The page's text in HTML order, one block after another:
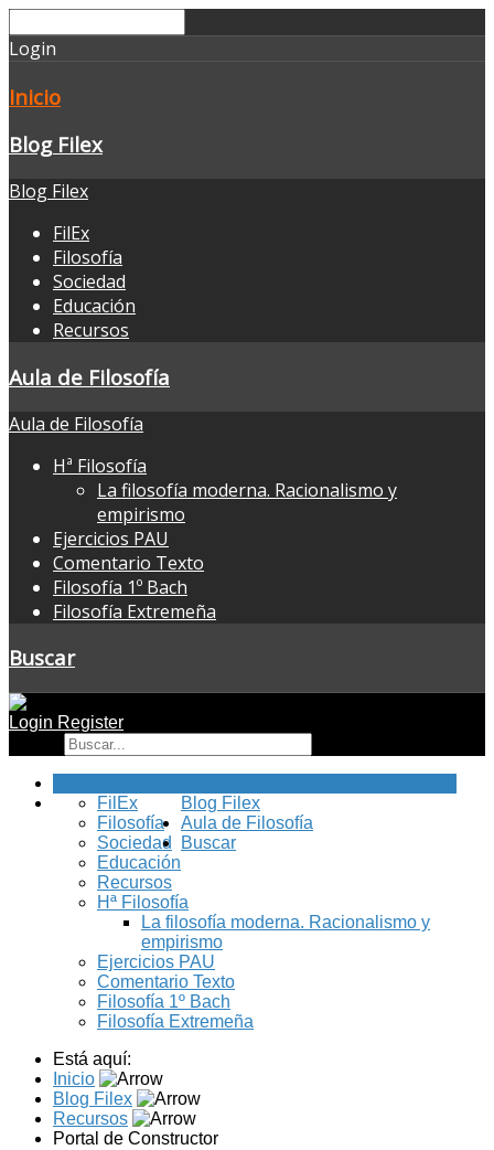
Login
Inicio
Blog Filex
Blog Filex
FilEx
Filosofía
Sociedad
Educación
Recursos
Aula de Filosofía
Aula de Filosofía
Hª Filosofía
La filosofía moderna. Racionalismo y
empirismo
Ejercicios PAU
Comentario Texto
Filosofía 1º Bach
Filosofía Extremeña
Buscar
Login Register
Blog Filex
FilEx
Filosofía
Sociedad
Educación
Recursos
Aula de Filosofía
Hª Filosofía
La filosofía moderna. Racionalismo y
empirismo
Ejercicios PAU
Comentario Texto
Filosofía 1º Bach
Filosofía Extremeña
Buscar
Está aquí:
Inicio
Blog Filex
Recursos
Portal de Constructor